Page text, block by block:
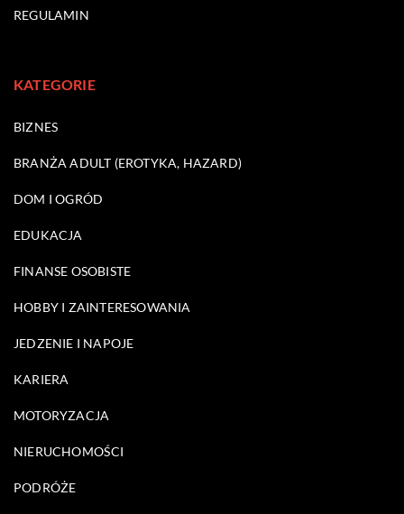
REGULAMIN
KATEGORIE
BIZNES
BRANŻA ADULT (EROTYKA, HAZARD)
DOM I OGRÓD
EDUKACJA
FINANSE OSOBISTE
HOBBY I ZAINTERESOWANIA
JEDZENIE I NAPOJE
KARIERA
MOTORYZACJA
NIERUCHOMOŚCI
PODRÓŻE